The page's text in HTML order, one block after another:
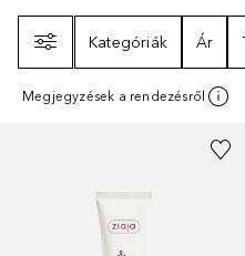
Kategóriák
Ár
Megjegyzések a rendezésről